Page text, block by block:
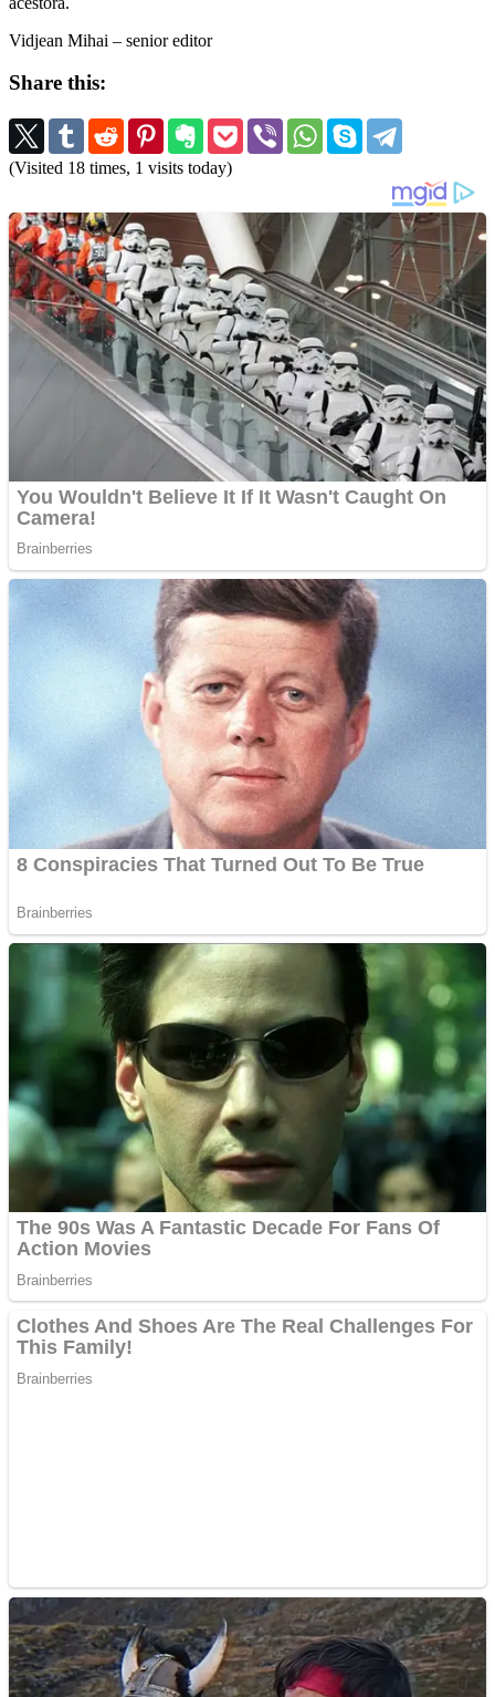
Vidjean Mihai – senior editor
Share this:
(Visited 18 times, 1 visits today)